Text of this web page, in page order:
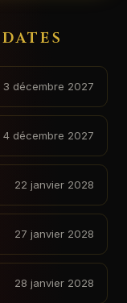
3 décembre 2027
4 décembre 2027
22 janvier 2028
27 janvier 2028
28 janvier 2028